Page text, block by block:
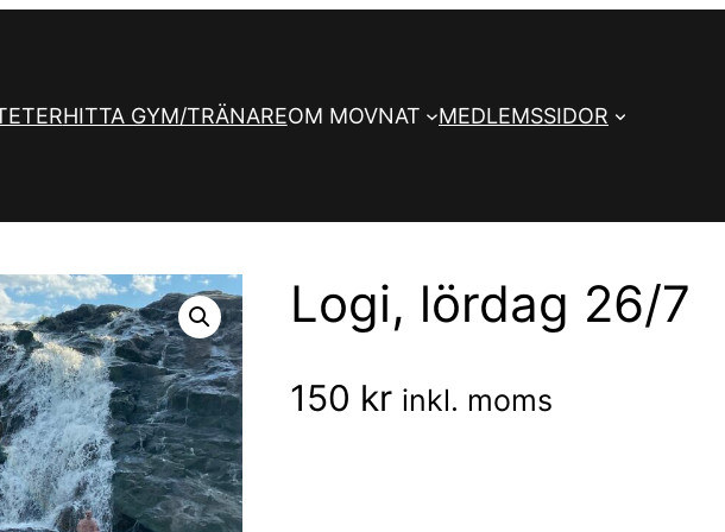
HITTA GYM/TRÄNAREOM MOVNAT MEDLEMSSIDOR
Logi, lördag 26/7
150 kr inkl. moms